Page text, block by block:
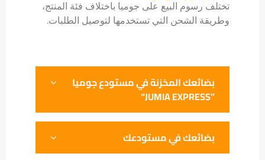
تختلف رسوم البيع على جوميا باختلاف فئة المنتج،
وطريقة الشحن التي تستخدمها لتوصيل الطلبات.
بضائعك المخزنة في مستودع جوميا
”JUMIA EXPRESS“
بضائعك في مستودعك